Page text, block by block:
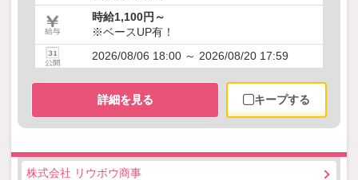
時給1,100円～
※ベースUP有！
2026/08/06 18:00 ～ 2026/08/20 17:59
詳細を見る キープする
株式会社 リウボウ商事